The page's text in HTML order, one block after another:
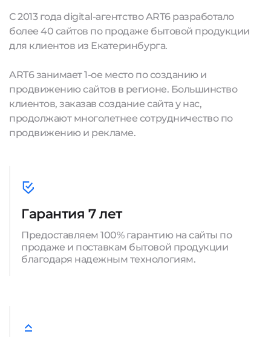
С 2013 года digital-агентство ART6 разработало
более 40 сайтов по продаже бытовой продукции
для клиентов из Екатеринбурга.
ART6 занимает 1-ое место по созданию и
продвижению сайтов в регионе. Большинство
клиентов, заказав создание сайта у нас,
продолжают многолетнее сотрудничество по
продвижению и рекламе.
Гарантия 7 лет
Предоставляем 100% гарантию на сайты по
продаже и поставкам бытовой продукции
благодаря надежным технологиям.